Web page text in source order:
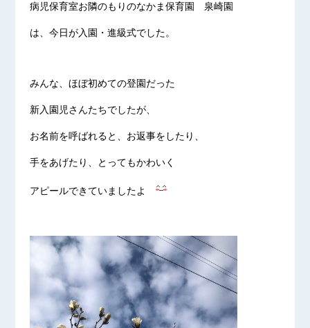
病児保育室お隣のもりのなかま保育園 泉崎園
は、今日が入園・進級式でした。
みんな、ほぼ初めての登園だった
新入園児さんたちでしたが、
お名前を呼ばれると、お返事をしたり、
手をあげたり、とってもかわいく
アピールできていましたよ